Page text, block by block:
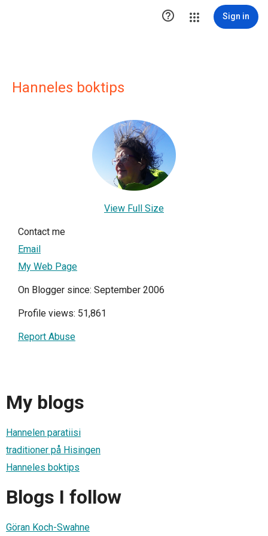
 Sign in
Hanneles boktips
View Full Size
Contact me
Email
My Web Page
On Blogger since: September 2006
Profile views: 51,861
Report Abuse
My blogs
Hannelen paratiisi
traditioner på Hisingen
Hanneles boktips
Blogs I follow
Göran Koch-Swahne